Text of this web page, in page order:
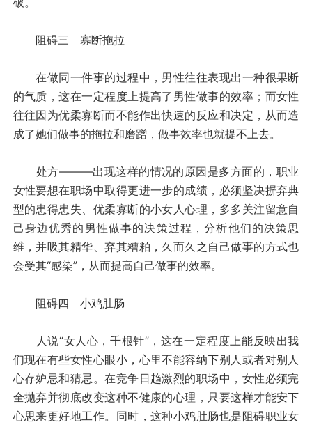
阻碍三 寡断拖拉
在做同一件事的过程中，男性往往表现出一种很果断
的气质，这在一定程度上提高了男性做事的效率；而女性
往往因为优柔寡断而不能作出快速的反应和决定，从而造
成了她们做事的拖拉和磨蹭，做事效率也就提不上去。
处方———出现这样的情况的原因是多方面的，职业
女性要想在职场中取得更进一步的成绩，必须坚决摒弃典
型的患得患失、优柔寡断的小女人心理，多多关注留意自
己身边优秀的男性做事的决策过程，分析他们的决策思
维，并吸其精华、弃其糟粕，久而久之自己做事的方式也
会受其“感染”，从而提高自己做事的效率。
阻碍四 小鸡肚肠
人说“女人心，千根针”，这在一定程度上能反映出我
们现在有些女性心眼小，心里不能容纳下别人或者对别人
心存妒忌和猜忌。在竞争日趋激烈的职场中，女性必须完
全抛弃并彻底改变这种不健康的心理，只要这样才能安下
心思来更好地工作。同时，这种小鸡肚肠也是阻碍职业女